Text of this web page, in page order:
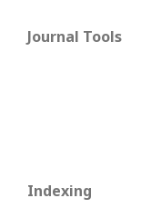
Journal Tools
Indexing